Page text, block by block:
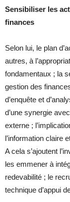
Sensibiliser les
finances
Selon lui, le plan
autres, à
fondamentaux ; la
gestion des
d’enquête et
d’une synergie
externe ;
l’information claire
A cela s’ajoutent
les emmener à
redevabilité ; le
technique d’appui